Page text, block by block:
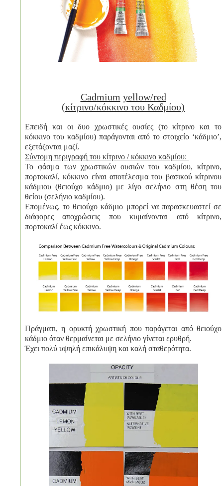
Cadmium yellow/red
(κίτρινο/κόκκινο του Καδμίου)
Επειδή και οι δυο χρωστικές ουσίες (το κίτρινο και το
κόκκινο του καδμίου) παράγονται από το στοιχείο ‘κάδμιο’,
εξετάζονται μαζί.
Σύντομη περιγραφή του κίτρινο / κόκκινο καδμίου:
Το φάσμα των χρωστικών ουσιών του καδμίου, κίτρινο,
πορτοκαλί, κόκκινο είναι αποτέλεσμα του βασικού κίτρινου
κάδμιου (θειούχο κάδμιο) με λίγο σελήνιο στη θέση του
θείου (σελήνιο καδμίου).
Επομένως, το θειούχο κάδμιο μπορεί να παρασκευαστεί σε
διάφορες αποχρώσεις που κυμαίνονται από κίτρινο,
πορτοκαλί έως κόκκινο.
Πράγματι, η ορυκτή χρωστική που παράγεται από θειούχο
κάδμιο όταν θερμαίνεται με σελήνιο γίνεται ερυθρή.
Έχει πολύ υψηλή επικάλυψη και καλή σταθερότητα.